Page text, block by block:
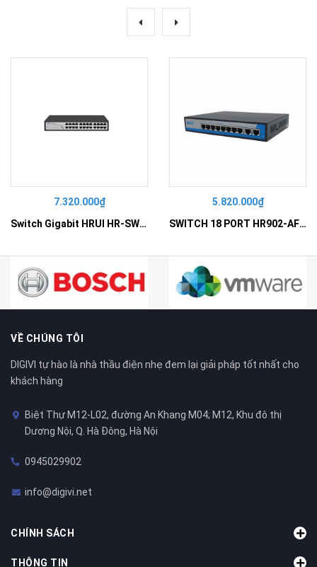
7.320.000₫
Switch Gigabit HRUI HR-SWG10240D
5.820.000₫
SWITCH 18 PORT HR902-AF162G-300 – Switch PoE 16 Cổng
VỀ CHÚNG TÔI
DIGIVI tự hào là nhà thầu điện nhẹ đem lại giải pháp tốt nhất cho
khách hàng
Biệt Thự M12-L02, đường An Khang M04; M12, Khu đô thị
Dương Nội, Q. Hà Đông, Hà Nội
0945029902
info@digivi.net
CHÍNH SÁCH
THÔNG TIN